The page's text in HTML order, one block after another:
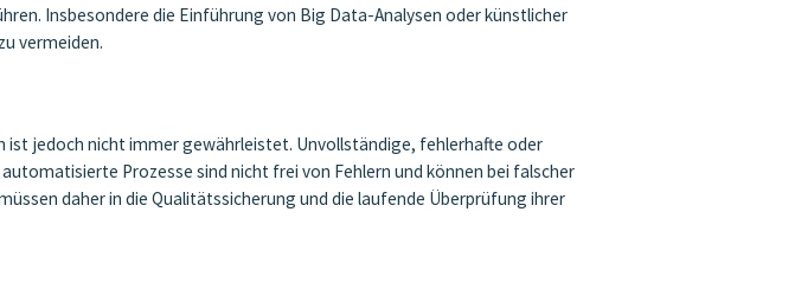
Insbesondere die Einführung von Big Data-Analysen oder künstlicher
vermeiden.
ist jedoch nicht immer gewährleistet. Unvollständige, fehlerhafte oder
Prozesse sind nicht frei von Fehlern und können bei falscher
daher in die Qualitätssicherung und die laufende Überprüfung ihrer